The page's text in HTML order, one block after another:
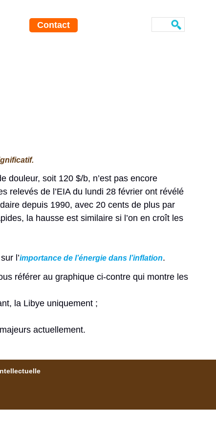
Contact
douleur, soit 120 $/b, n’est pas encore
relevés de l’EIA du lundi 28 février ont révélé
depuis 1990, avec 20 cents de plus par
la hausse est similaire si l’on en croît les
l’importance de l’énergie dans l’inflation.
référer au graphique ci-contre qui montre les
la Libye uniquement ;
actuellement.